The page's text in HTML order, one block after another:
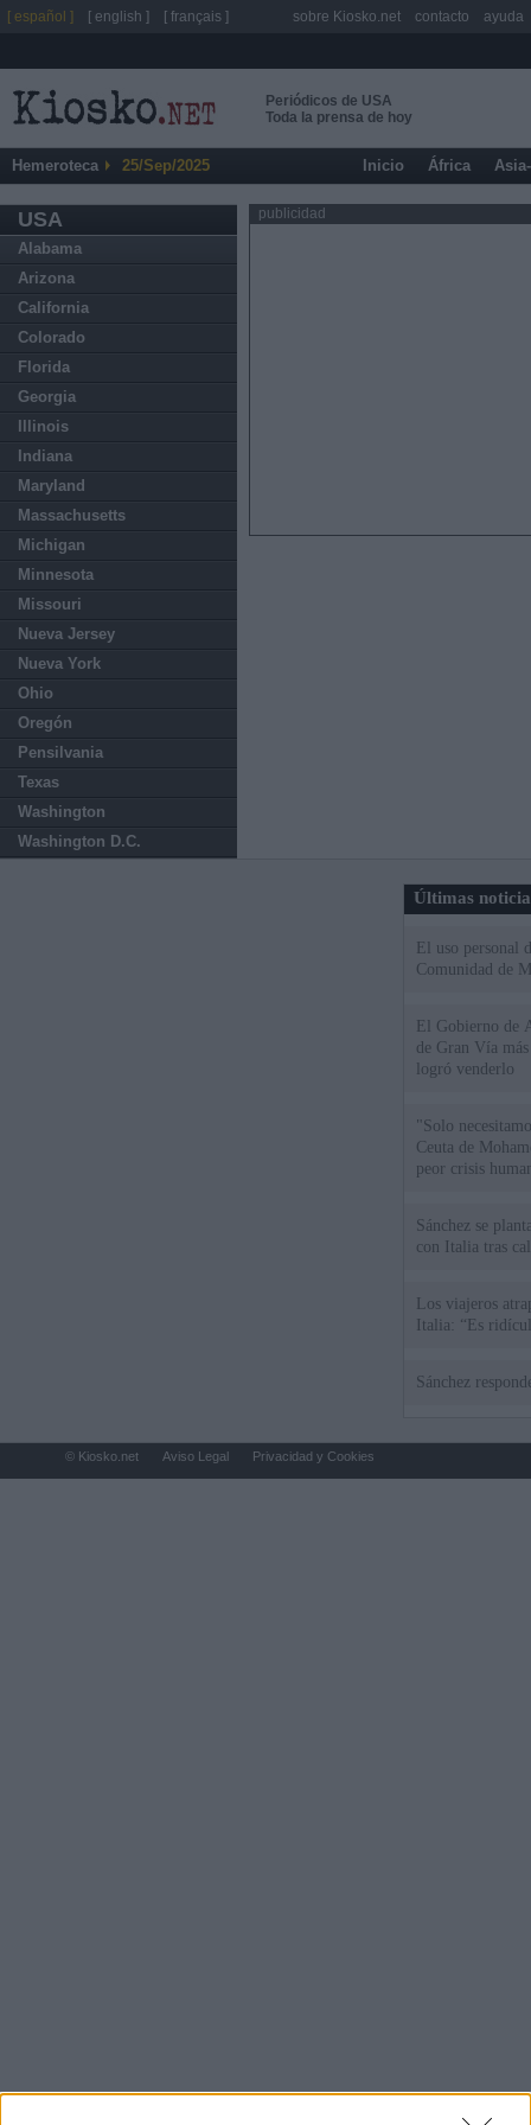
Periódicos de USA
Toda la prensa de hoy
Hemeroteca 25/Sep/2025 Inicio África
USA
Alabama
Arizona
California
Colorado
Florida
Georgia
Illinois
Indiana
Maryland
Massachusetts
Michigan
Minnesota
Missouri
Nueva Jersey
Nueva York
Ohio
Oregón
Pensilvania
Texas
Washington
Washington D.C.
publicidad
Últimas
El uso personal
Comunidad de
El Gobierno de
de Gran Vía
logró venderlo
"Solo
Ceuta de
peor crisis
Sánchez se
con Italia tras
Los viajeros
Italia: “Es
Sánchez
[ español ] [ english ] [ français ] sobre Kiosko.net contacto ayuda
© Kiosko.net Aviso Legal Privacidad y Cookies